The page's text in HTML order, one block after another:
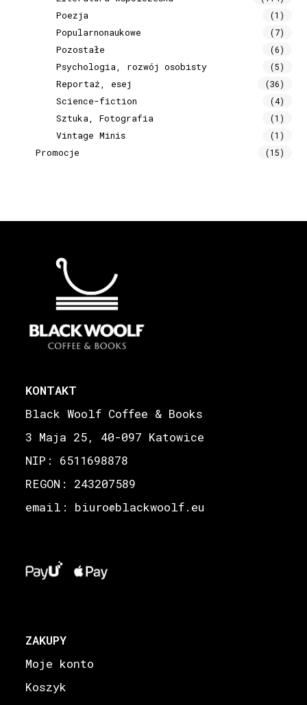
Poezja (1)
Popularnonaukowe (7)
Pozostałe (6)
Psychologia, rozwój osobisty (5)
Reportaż, esej (36)
Science-fiction (4)
Sztuka, Fotografia (1)
Vintage Minis (1)
Promocje (15)
KONTAKT
Black Woolf Coffee & Books
3 Maja 25, 40-097 Katowice
NIP: 6511698878
REGON: 243207589
email: biuro@blackwoolf.eu
ZAKUPY
Moje konto
Koszyk